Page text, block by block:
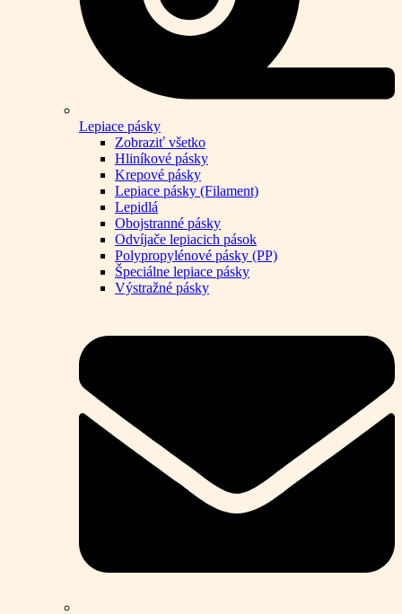
Lepiace pásky
Zobraziť všetko
Hliníkové pásky
Krepové pásky
Lepiace pásky (Filament)
Lepidlá
Obojstranné pásky
Odvíjače lepiacich pások
Polypropylénové pásky (PP)
Špeciálne lepiace pásky
Výstražné pásky